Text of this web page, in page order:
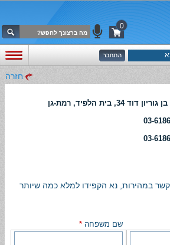
0
חזרה
דוד 34, בית הלפיד, רמת-גן
03-
03-
קשר במהירות, נא הקפידו למלא כמה שיותר
שם משפחה *